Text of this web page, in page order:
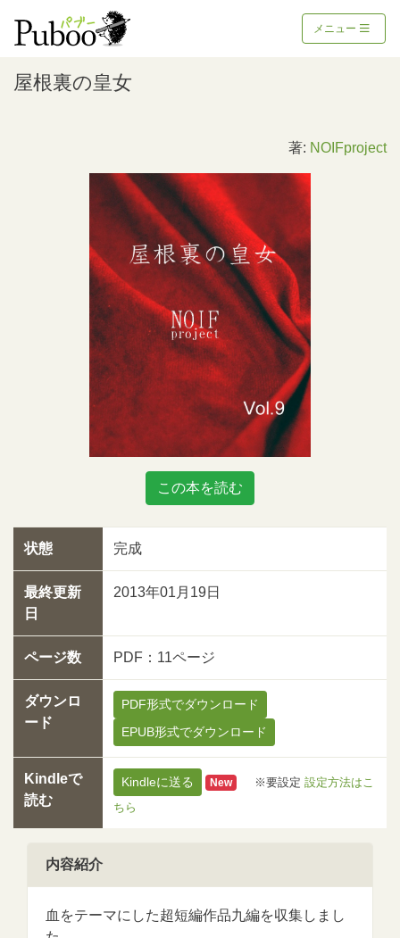
メニュー
屋根裏の皇女
著: NOIFproject
この本を読む
状態 完成
最終更新
日
2013年01月19日
ページ数 PDF：11ページ
ダウンロ
ード
PDF形式でダウンロード
EPUB形式でダウンロード
Kindleで
読む
Kindleに送る New ※要設定 設定方法はこ
ちら
内容紹介
血をテーマにした超短編作品九編を収集しまし